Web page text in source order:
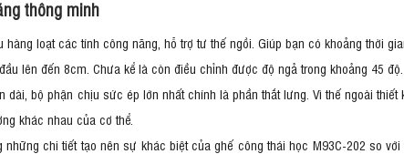
thông minh
hàng loạt các tính công năng, hỗ trợ tư thế ngồi. Giúp bạn có khoảng thời
lên đến 8cm. Chưa kể là còn điều chỉnh được độ ngả trong khoảng 45 độ.
dài, bộ phận chịu sức ép lớn nhất chính là phần thắt lưng. Vì thế ngoài
khác nhau của cơ thể.
những chi tiết tạo nên sự khác biệt của ghế công thái học M93C-202 so